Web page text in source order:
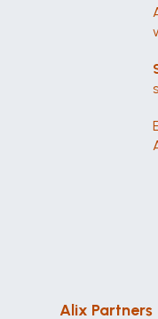
Alix Partners